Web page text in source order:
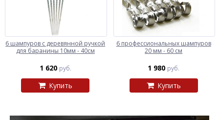
6 шампуров с деревянной ручкой
для баранины 10мм - 40см
1 620 руб.
Купить
6 профессиональных шампуров
20 мм - 60 см
1 980 руб.
Купить